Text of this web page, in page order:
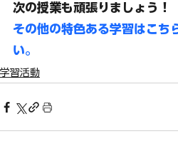
次の授業も頑張りましょう！
その他の特色ある学習はこち
い。
学習活動